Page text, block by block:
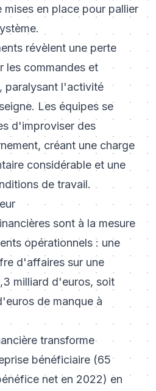
mises en place pour pallier
révèlent une perte
les commandes et
paralysant l'activité
Les équipes se
d'improviser des
créant une charge
considérable et une
de travail.
sont à la mesure
opérationnels : une
d'affaires sur une
milliard d'euros, soit
de manque à
transforme
bénéficiaire (65
net en 2022) en